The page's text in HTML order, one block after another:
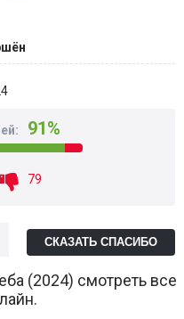
91%
79
СКАЗАТЬ СПАСИБО
(2024) смотреть все